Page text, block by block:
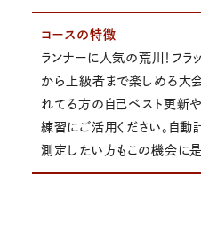
コースの特徴
ランナーに人気の荒川！フラ
から上級者まで楽しめる大
れてる方の自己ベスト更新
練習にご活用ください。自動
測定したい方もこの機会に